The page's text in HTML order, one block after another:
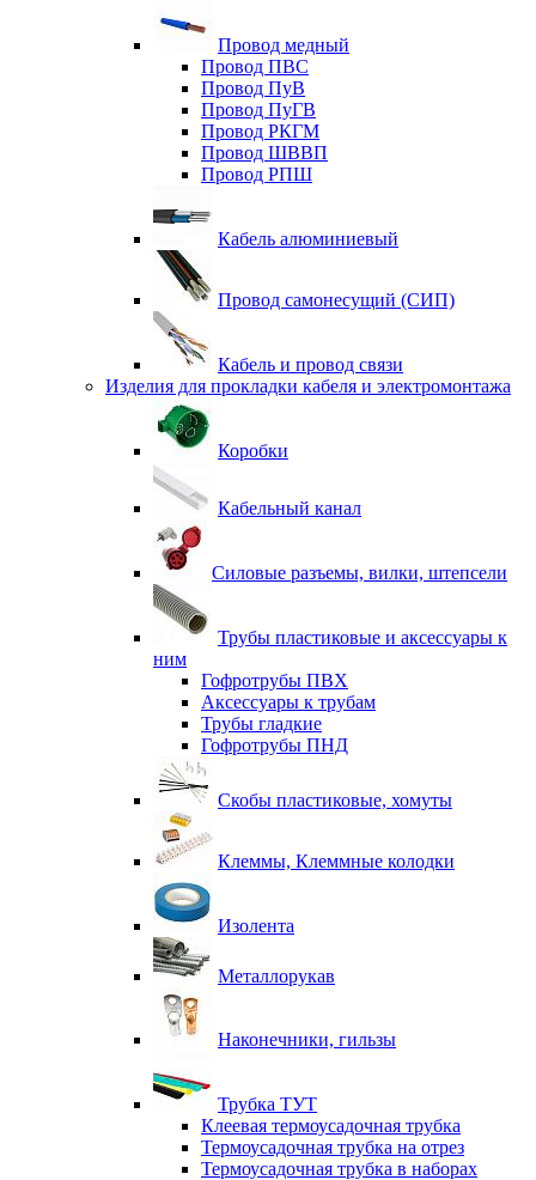
Провод медный
Провод ПВС
Провод ПуВ
Провод ПуГВ
Провод РКГМ
Провод ШВВП
Провод РПШ
Кабель алюминиевый
Провод самонесущий (СИП)
Кабель и провод связи
Изделия для прокладки кабеля и электромонтажа
Коробки
Кабельный канал
Силовые разъемы, вилки, штепсели
Трубы пластиковые и аксессуары к
ним
Гофротрубы ПВХ
Аксессуары к трубам
Трубы гладкие
Гофротрубы ПНД
Скобы пластиковые, хомуты
Клеммы, Клеммные колодки
Изолента
Металлорукав
Наконечники, гильзы
Трубка ТУТ
Клеевая термоусадочная трубка
Термоусадочная трубка на отрез
Термоусадочная трубка в наборах